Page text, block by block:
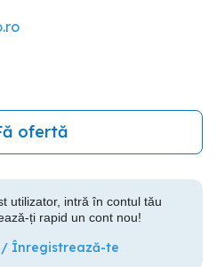
ofertă
utilizator, intră în contul tău
ți rapid un cont nou!
Înregistrează-te